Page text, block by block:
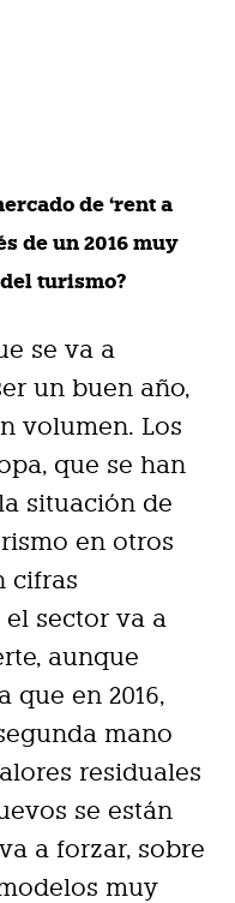
de ‘rent a
de un 2016 muy
turismo?
se va a
un buen año,
volumen. Los
que se han
situación de
en otros
cifras
el sector va a
aunque
que en 2016,
mano
residuales
se están
a forzar, sobre
muy